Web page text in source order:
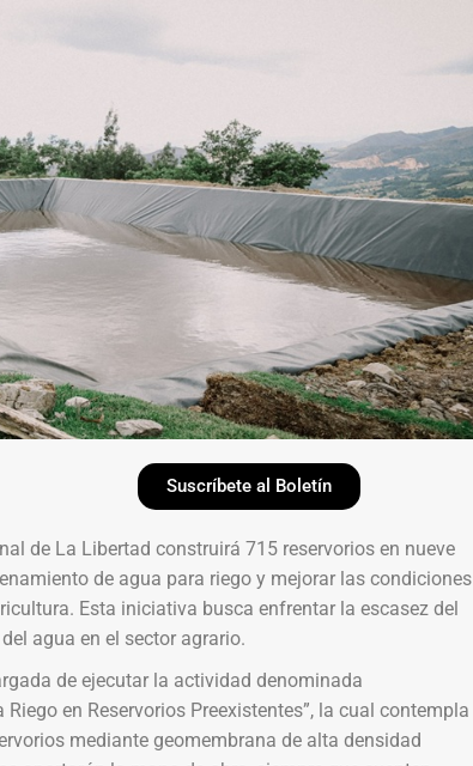
Suscríbete al Boletín
de La Libertad construirá 715 reservorios en nueve
de agua para riego y mejorar las condiciones
Esta iniciativa busca enfrentar la escasez del
agua en el sector agrario.
de ejecutar la actividad denominada
en Reservorios Preexistentes”, la cual contempla
mediante geomembrana de alta densidad